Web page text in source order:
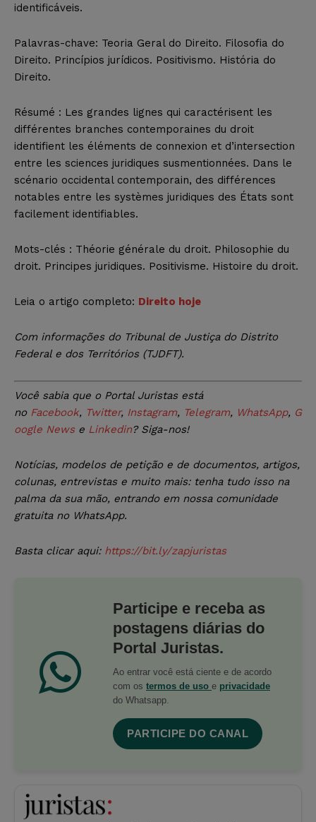
identificáveis.
Palavras-chave: Teoria Geral do Direito. Filosofia do
Direito. Princípios jurídicos. Positivismo. História do
Direito.
Résumé : Les grandes lignes qui caractérisent les
différentes branches contemporaines du droit
identifient les éléments de connexion et d’intersection
entre les sciences juridiques susmentionnées. Dans le
scénario occidental contemporain, des différences
notables entre les systèmes juridiques des États sont
facilement identifiables.
Mots-clés : Théorie générale du droit. Philosophie du
droit. Principes juridiques. Positivisme. Histoire du droit.
Leia o artigo completo: Direito hoje
Com informações do Tribunal de Justiça do Distrito
Federal e dos Territórios (TJDFT).
Você sabia que o Portal Juristas está
no Facebook, Twitter, Instagram, Telegram, WhatsApp, G
oogle Newse Linkedin? Siga-nos!
Notícias, modelos de petição e de documentos, artigos,
colunas, entrevistas e muito mais: tenha tudo isso na
palma da sua mão, entrando em nossa comunidade
gratuita no WhatsApp.
Basta clicar aqui: https://bit.ly/zapjuristas
Participe e receba as
postagens diárias do
Portal Juristas.
Ao entrar você está ciente e de acordo
com os termos de uso e privacidade
do Whatsapp.
PARTICIPE DO CANAL